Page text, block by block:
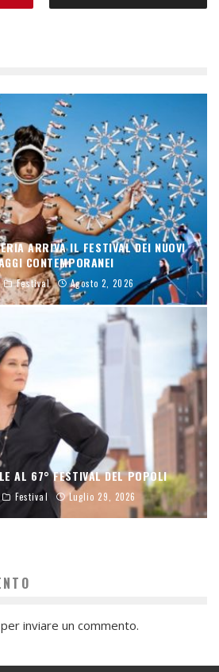
ARRIVA IL FESTIVAL DEI NUOVI
CONTEMPORANEI
Festival Agosto 2, 2026
AL 67° FESTIVAL DEL POPOLI
Festival Luglio 29, 2026
per inviare un commento.